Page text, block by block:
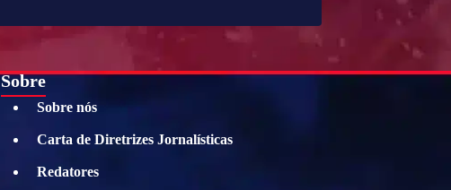
Sobre
Sobre nós
Carta de Diretrizes Jornalísticas
Redatores